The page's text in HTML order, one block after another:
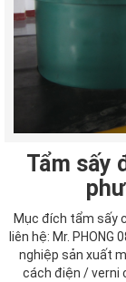
Tẩm sấy
Mục đích tẩm sấy
liên hệ: Mr.
nghiệp sản xuất
cách điện / verni